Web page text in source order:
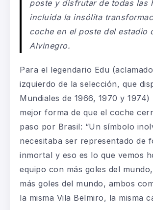
poste y disfrutar de todas las
incluida la insólita
coche en el poste del estadio
Alvinegro.
Para el legendario Edu
izquierdo de la selección, que
Mundiales de 1966, 1970 y
mejor forma de que el coche
paso por Brasil: “Un símbolo
necesitaba ser representado de
inmortal y eso es lo que vemos
equipo con más goles del
más goles del mundo, ambos
la misma Vila Belmiro, la misma